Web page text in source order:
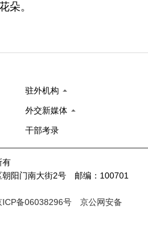
朵。
驻外机构
外交新媒体
干部考录
有
朝阳门南大街2号 邮编：100701
ICP备06038296号
京公网安备